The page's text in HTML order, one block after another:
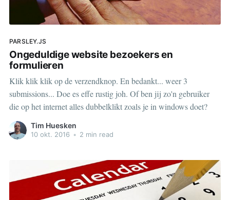
PARSLEY.JS
Ongeduldige website bezoekers en
formulieren
Klik klik klik op de verzendknop. En bedankt... weer 3
submissions... Doe es effe rustig joh. Of ben jij zo'n gebruiker
die op het internet alles dubbelklikt zoals je in windows doet?
Tim Huesken
10 okt. 2016 • 2 min read